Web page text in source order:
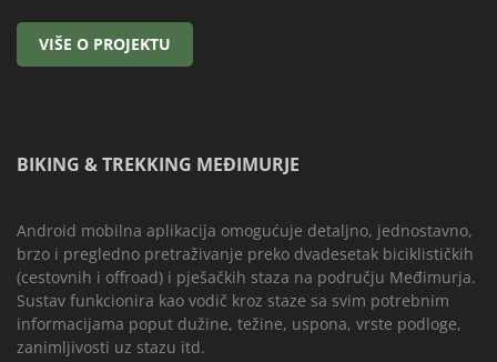
BIKING & TREKKING MEĐIMURJE
Android mobilna aplikacija omogućuje detaljno, jednostavno,
brzo i pregledno pretraživanje preko dvadesetak biciklističkih
(cestovnih i offroad) i pješačkih staza na području Međimurja.
Sustav funkcionira kao vodič kroz staze sa svim potrebnim
informacijama poput dužine, težine, uspona, vrste podloge,
zanimljivosti uz stazu itd.